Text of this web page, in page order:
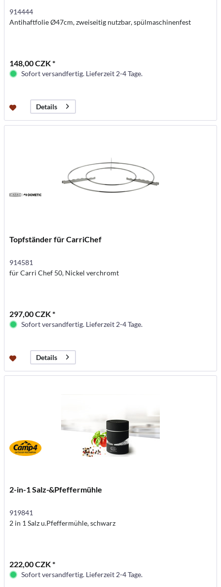
914444
Antihaftfolie Ø47cm, zweiseitig nutzbar, spülmaschinenfest
148,00 CZK *
Sofort versandfertig. Lieferzeit 2-4 Tage.
Details
Topfständer für CarriChef
914581
für Carri Chef 50, Nickel verchromt
297,00 CZK *
Sofort versandfertig. Lieferzeit 2-4 Tage.
Details
2-in-1 Salz-&Pfeffermühle
919841
2 in 1 Salz u.Pfeffermühle, schwarz
222,00 CZK *
Sofort versandfertig. Lieferzeit 2-4 Tage.